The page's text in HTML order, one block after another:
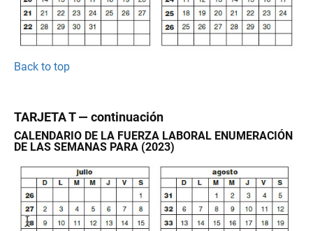
Back to top
TARJETA T — continuación
CALENDARIO DE LA FUERZA LABORAL ENUMERACIÓN
DE LAS SEMANAS PARA (2023)